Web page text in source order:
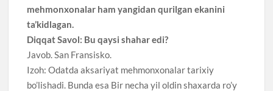
mehmonxonalar ham yangidan qurilgan ekanini
ta’kidlagan.
Diqqat Savol: Bu qaysi shahar edi?
Javob. San Fransisko.
Izoh: Odatda aksariyat mehmonxonalar tarixiy
bo’lishadi. Bunda esa Bir necha yil oldin shaxarda ro’y